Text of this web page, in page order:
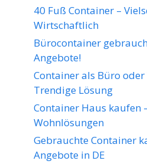
40 Fuß Container –
Wirtschaftlich
Bürocontainer
Angebote!
Container als Büro oder
Trendige Lösung
Container Haus kaufen
Wohnlösungen
Gebrauchte Container
Angebote in DE